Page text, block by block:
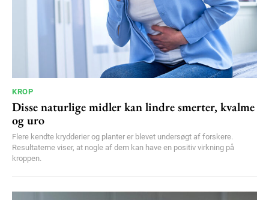
KROP
Disse naturlige midler kan lindre smerter, kvalme
og uro
Flere kendte krydderier og planter er blevet undersøgt af forskere.
Resultaterne viser, at nogle af dem kan have en positiv virkning på
kroppen.